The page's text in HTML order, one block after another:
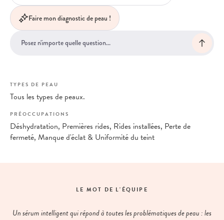
Faire mon diagnostic de peau !
TYPES DE PEAU
Tous les types de peaux.
PRÉOCCUPATIONS
Déshydratation, Premières rides, Rides installées, Perte de
fermeté, Manque d'éclat & Uniformité du teint
LE MOT DE L'ÉQUIPE
Un sérum intelligent qui répond à toutes les problématiques de peau : les